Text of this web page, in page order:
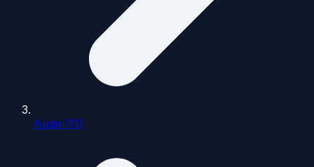
Aude (11)